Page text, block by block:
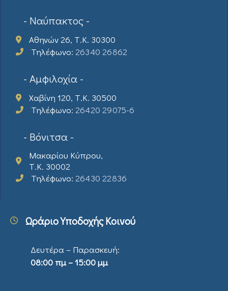
- Ναύπακτος -
Αθηνών 26, Τ.Κ. 30300
Τηλέφωνο: 26340 26862
- Αμφιλοχία -
Χαβίνη 120, Τ.Κ. 30500
Τηλέφωνο: 26420 29075-6
- Βόνιτσα -
Μακαρίου Κύπρου,
Τ.Κ. 30002
Τηλέφωνο: 26430 22836
Ωράριο Υποδοχής Κοινού
Δευτέρα – Παρασκευή:
08:00 πμ – 15:00 μμ